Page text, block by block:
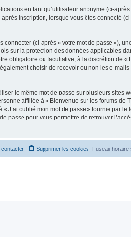
en tant qu’utilisateur anonyme (ci-après
inscription, lorsque vous êtes connecté
connecter (ci-après « votre mot de passe »),
sur la protection des données applicables
obligatoire ou facultative, à la discrétion de «
choisir de recevoir ou non les e-mails
le même mot de passe sur plusieurs sites
affiliée à « Bienvenue sur les forums de
J’ai oublié mon mot de passe » fournie par le
passe pour vous permettre de retrouver
Fuseau horaire
Supprimer les cookies
contacter